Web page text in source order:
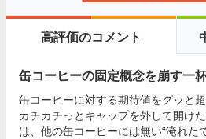
高評価のコメント
缶コーヒーの固定概念を崩す一杯
缶コーヒーに対する期待値をグッと
カチカチっとキャップを外して開け
は、他の缶コーヒーには無い“淹れた